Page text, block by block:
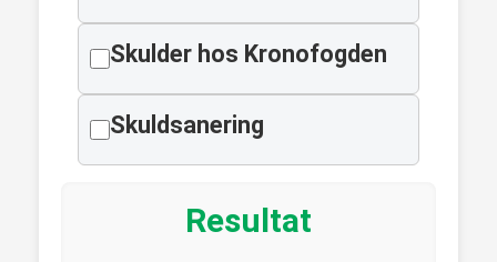
Skulder hos Kronofogden
Skuldsanering
Resultat